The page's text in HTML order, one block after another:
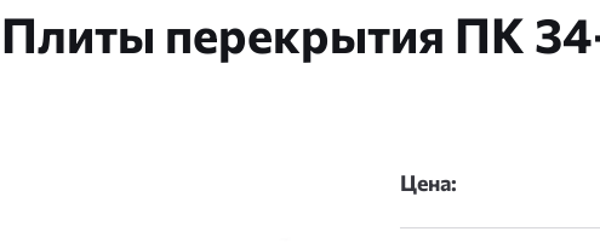
Плиты перекрытия ПК
Цена: